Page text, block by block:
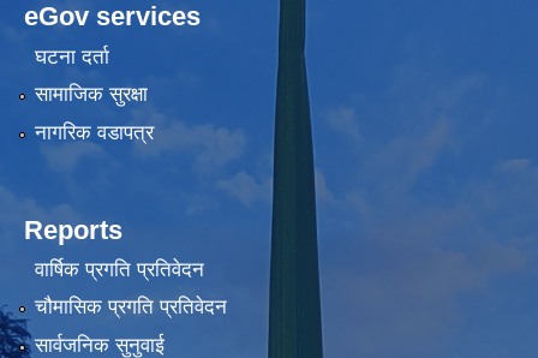
eGov services
घटना दर्ता
सामाजिक सुरक्षा
नागरिक वडापत्र
Reports
वार्षिक प्रगति प्रतिवेदन
चौमासिक प्रगति प्रतिवेदन
सार्वजनिक सुनुवाई